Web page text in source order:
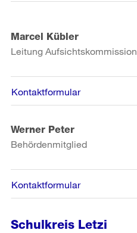
Marcel Kübler
Leitung Aufsichtskommission
Kontaktformular
Werner Peter
Behördenmitglied
Kontaktformular
Schulkreis Letzi